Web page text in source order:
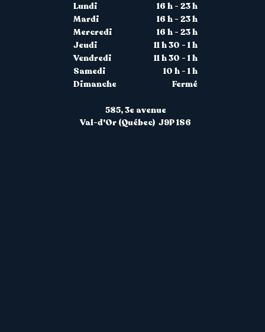
Lundi
16 h - 23 h
Mardi
16 h - 23 h
Mercredi
16 h - 23 h
Jeudi
11 h 30 - 1 h
Vendredi
11 h 30 - 1 h
Samedi
10 h - 1 h
Dimanche
Fermé
585, 3e avenue
Val-d'Or (Québec) J9P 1S6